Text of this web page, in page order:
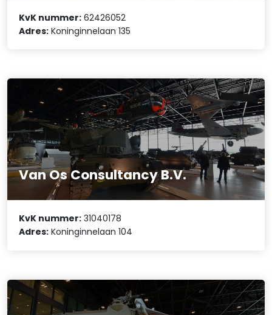
KvK nummer: 62426052
Adres: Koninginnelaan 135
Van Os Consultancy B.V.
KvK nummer: 31040178
Adres: Koninginnelaan 104